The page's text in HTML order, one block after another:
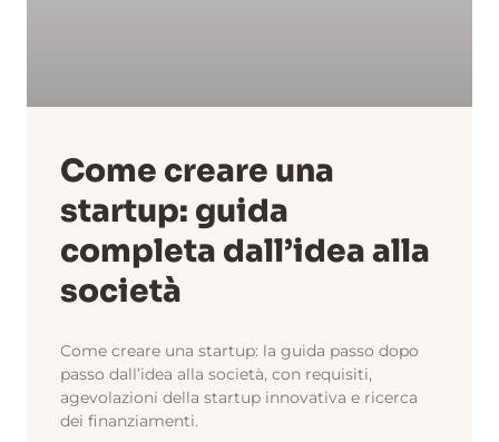
Come creare una
startup: guida
completa dall’idea alla
società
Come creare una startup: la guida passo dopo
passo dall’idea alla società, con requisiti,
agevolazioni della startup innovativa e ricerca
dei finanziamenti.